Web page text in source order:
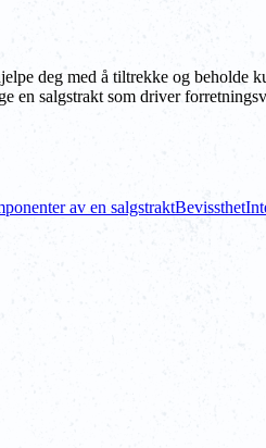
deg med å tiltrekke og beholde
en salgstrakt som driver
av en salgstraktBevissthet